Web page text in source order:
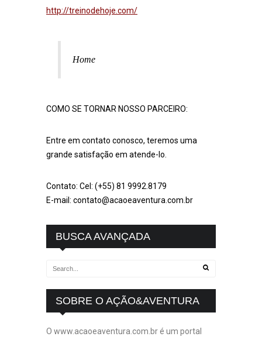
http://treinodehoje.com/
Home
COMO SE TORNAR NOSSO PARCEIRO:
Entre em contato conosco, teremos uma
grande satisfação em atende-lo.
Contato: Cel: (+55) 81 9992.8179
E-mail: contato@acaoeaventura.com.br
BUSCA AVANÇADA
SOBRE O AÇÃO&AVENTURA
O www.acaoeaventura.com.br é um portal